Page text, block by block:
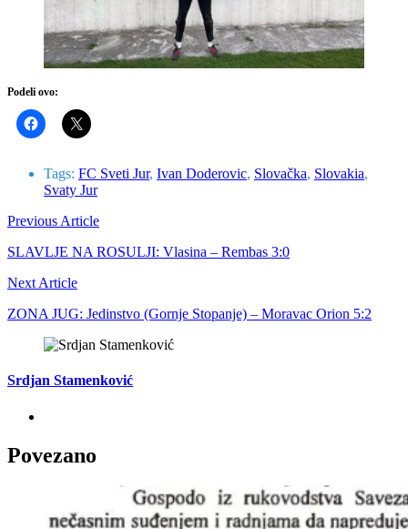
Podeli ovo:
Tags: FC Sveti Jur, Ivan Doderovic, Slovačka, Slovakia,
Svaty Jur
Previous Article
SLAVLJE NA ROSULJI: Vlasina – Rembas 3:0
Next Article
ZONA JUG: Jedinstvo (Gornje Stopanje) – Moravac Orion 5:2
Srdjan Stamenković
Povezano